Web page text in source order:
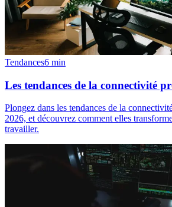
Tendances6 min
Les tendances de la connectivité
Plongez dans les tendances de la
2026, et découvrez comment elles
travailler.